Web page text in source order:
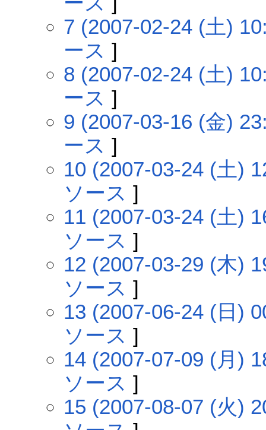
7 (2007-02-24 (土)
ース ]
8 (2007-02-24 (土)
ース ]
9 (2007-03-16 (金)
ース ]
10 (2007-03-24 (土)
ソース ]
11 (2007-03-24 (土)
ソース ]
12 (2007-03-29 (木)
ソース ]
13 (2007-06-24 (日)
ソース ]
14 (2007-07-09 (月)
ソース ]
15 (2007-08-07 (火)